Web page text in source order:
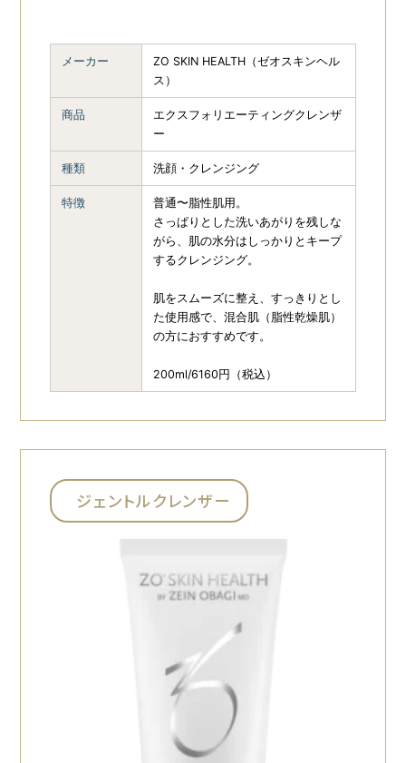
メーカー
ZO SKIN HEALTH（ゼオスキンヘル
ス）
商品
エクスフォリエーティングクレンザ
ー
種類 洗顔・クレンジング
特徴
普通〜脂性肌用。
さっぱりとした洗いあがりを残しな
がら、肌の水分はしっかりとキープ
するクレンジング。
肌をスムーズに整え、すっきりとし
た使用感で、混合肌（脂性乾燥肌）
の方におすすめです。
200ml/6160円（税込）
ジェントルクレンザー